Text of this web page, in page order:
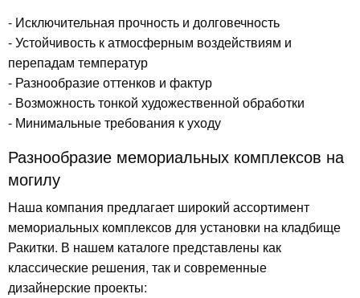
- Исключительная прочность и долговечность
- Устойчивость к атмосферным воздействиям и
перепадам температур
- Разнообразие оттенков и фактур
- Возможность тонкой художественной обработки
- Минимальные требования к уходу
Разнообразие мемориальных комплексов на
могилу
Наша компания предлагает широкий ассортимент
мемориальных комплексов для установки на кладбище
Ракитки. В нашем каталоге представлены как
классические решения, так и современные
дизайнерские проекты: